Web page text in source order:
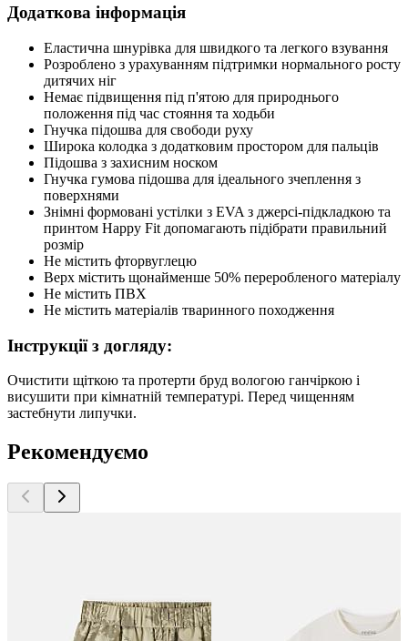
Додаткова інформація
Еластична шнурівка для швидкого та легкого взування
Розроблено з урахуванням підтримки нормального росту
дитячих ніг
Немає підвищення під п'ятою для природнього
положення під час стояння та ходьби
Гнучка підошва для свободи руху
Широка колодка з додатковим простором для пальців
Підошва з захисним носком
Гнучка гумова підошва для ідеального зчеплення з
поверхнями
Знімні формовані устілки з EVA з джерсі-підкладкою та
принтом Happy Fit допомагають підібрати правильний
розмір
Не містить фторвуглецю
Верх містить щонайменше 50% переробленого матеріалу
Не містить ПВХ
Не містить матеріалів тваринного походження
Інструкції з догляду:
Очистити щіткою та протерти бруд вологою ганчіркою і
висушити при кімнатній температурі. Перед чищенням
застебнути липучки.
Рекомендуємо